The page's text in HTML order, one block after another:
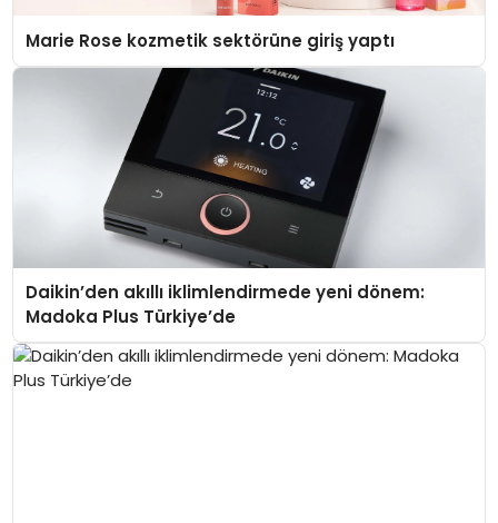
Marie Rose kozmetik sektörüne giriş yaptı
Daikin’den akıllı iklimlendirmede yeni dönem:
Madoka Plus Türkiye’de